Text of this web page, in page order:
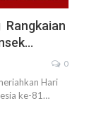
Rangkaian
0
Hari
ke-81…